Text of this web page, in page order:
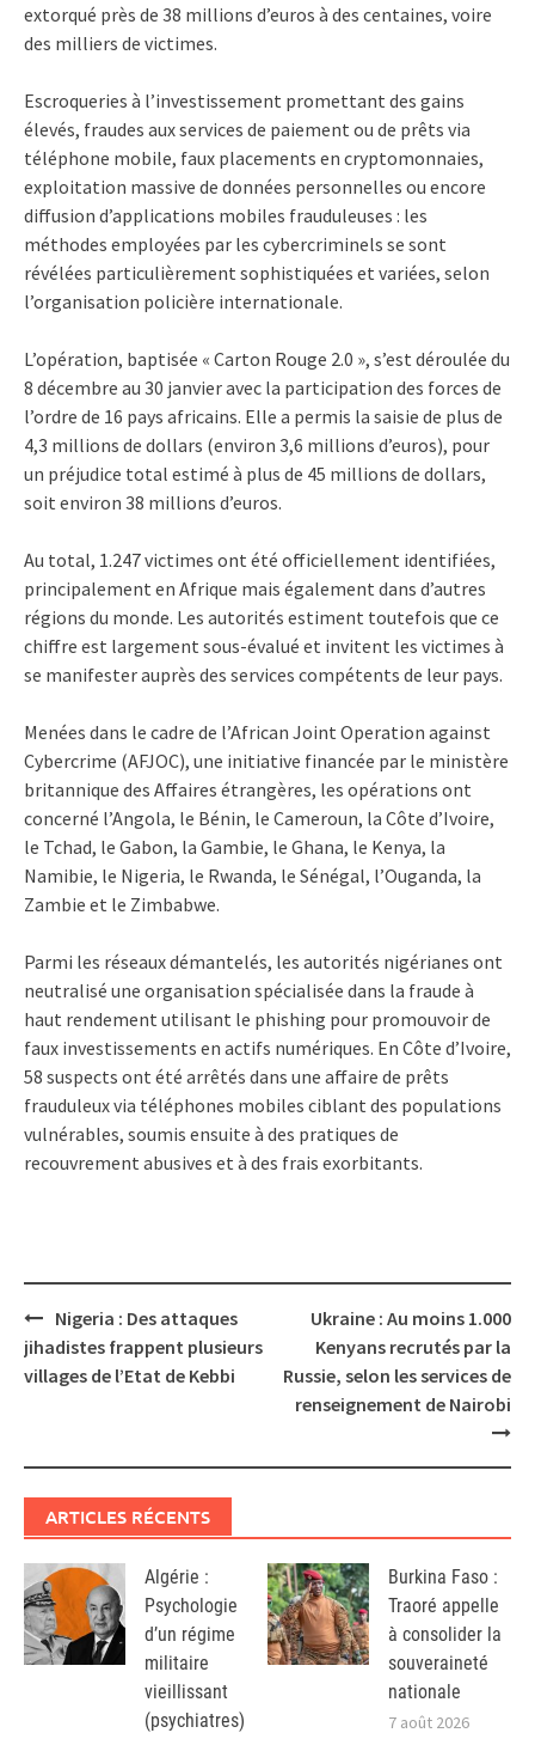
extorqué près de 38 millions d’euros à des centaines, voire
des milliers de victimes.
Escroqueries à l’investissement promettant des gains
élevés, fraudes aux services de paiement ou de prêts via
téléphone mobile, faux placements en cryptomonnaies,
exploitation massive de données personnelles ou encore
diffusion d’applications mobiles frauduleuses : les
méthodes employées par les cybercriminels se sont
révélées particulièrement sophistiquées et variées, selon
l’organisation policière internationale.
L’opération, baptisée « Carton Rouge 2.0 », s’est déroulée du
8 décembre au 30 janvier avec la participation des forces de
l’ordre de 16 pays africains. Elle a permis la saisie de plus de
4,3 millions de dollars (environ 3,6 millions d’euros), pour
un préjudice total estimé à plus de 45 millions de dollars,
soit environ 38 millions d’euros.
Au total, 1.247 victimes ont été officiellement identifiées,
principalement en Afrique mais également dans d’autres
régions du monde. Les autorités estiment toutefois que ce
chiffre est largement sous-évalué et invitent les victimes à
se manifester auprès des services compétents de leur pays.
Menées dans le cadre de l’African Joint Operation against
Cybercrime (AFJOC), une initiative financée par le ministère
britannique des Affaires étrangères, les opérations ont
concerné l’Angola, le Bénin, le Cameroun, la Côte d’Ivoire,
le Tchad, le Gabon, la Gambie, le Ghana, le Kenya, la
Namibie, le Nigeria, le Rwanda, le Sénégal, l’Ouganda, la
Zambie et le Zimbabwe.
Parmi les réseaux démantelés, les autorités nigérianes ont
neutralisé une organisation spécialisée dans la fraude à
haut rendement utilisant le phishing pour promouvoir de
faux investissements en actifs numériques. En Côte d’Ivoire,
58 suspects ont été arrêtés dans une affaire de prêts
frauduleux via téléphones mobiles ciblant des populations
vulnérables, soumis ensuite à des pratiques de
recouvrement abusives et à des frais exorbitants.
Post
navigation
Nigeria : Des attaques
jihadistes frappent plusieurs
villages de l’Etat de Kebbi
Ukraine : Au moins 1.000
Kenyans recrutés par la
Russie, selon les services de
renseignement de Nairobi
ARTICLES RÉCENTS
Algérie :
Psychologie
d’un régime
militaire
vieillissant
(psychiatres)
Burkina Faso :
Traoré appelle
à consolider la
souveraineté
nationale
7 août 2026